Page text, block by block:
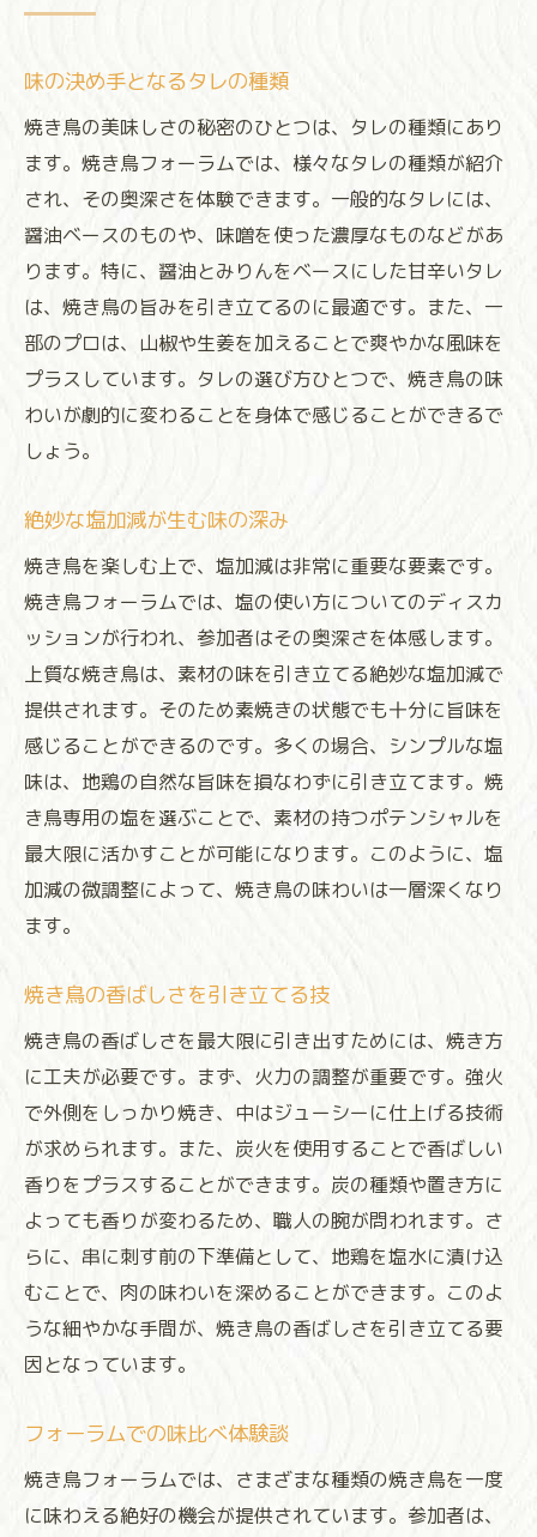
味の決め手となるタレの種類
焼き鳥の美味しさの秘密のひとつは、タレの種類にあり
ます。焼き鳥フォーラムでは、様々なタレの種類が紹介
され、その奥深さを体験できます。一般的なタレには、
醤油ベースのものや、味噌を使った濃厚なものなどがあ
ります。特に、醤油とみりんをベースにした甘辛いタレ
は、焼き鳥の旨みを引き立てるのに最適です。また、一
部のプロは、山椒や生姜を加えることで爽やかな風味を
プラスしています。タレの選び方ひとつで、焼き鳥の味
わいが劇的に変わることを身体で感じることができるで
しょう。
絶妙な塩加減が生む味の深み
焼き鳥を楽しむ上で、塩加減は非常に重要な要素です。
焼き鳥フォーラムでは、塩の使い方についてのディスカ
ッションが行われ、参加者はその奥深さを体感します。
上質な焼き鳥は、素材の味を引き立てる絶妙な塩加減で
提供されます。そのため素焼きの状態でも十分に旨味を
感じることができるのです。多くの場合、シンプルな塩
味は、地鶏の自然な旨味を損なわずに引き立てます。焼
き鳥専用の塩を選ぶことで、素材の持つポテンシャルを
最大限に活かすことが可能になります。このように、塩
加減の微調整によって、焼き鳥の味わいは一層深くなり
ます。
焼き鳥の香ばしさを引き立てる技
焼き鳥の香ばしさを最大限に引き出すためには、焼き方
に工夫が必要です。まず、火力の調整が重要です。強火
で外側をしっかり焼き、中はジューシーに仕上げる技術
が求められます。また、炭火を使用することで香ばしい
香りをプラスすることができます。炭の種類や置き方に
よっても香りが変わるため、職人の腕が問われます。さ
らに、串に刺す前の下準備として、地鶏を塩水に漬け込
むことで、肉の味わいを深めることができます。このよ
うな細やかな手間が、焼き鳥の香ばしさを引き立てる要
因となっています。
フォーラムでの味比べ体験談
焼き鳥フォーラムでは、さまざまな種類の焼き鳥を一度
に味わえる絶好の機会が提供されています。参加者は、